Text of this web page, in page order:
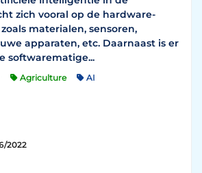
zich vooral op de hardware-
materialen, sensoren,
apparaten, etc. Daarnaast is er
softwarematige...
Agriculture AI
2022